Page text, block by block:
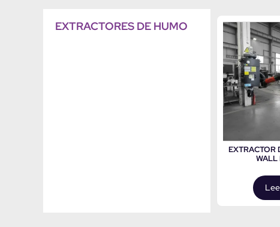
EXTRACTORES DE HUMO
EXTRACTOR
WALL